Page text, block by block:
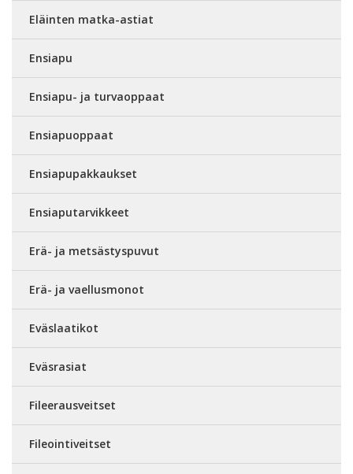
Eläinten matka-astiat
Ensiapu
Ensiapu- ja turvaoppaat
Ensiapuoppaat
Ensiapupakkaukset
Ensiaputarvikkeet
Erä- ja metsästyspuvut
Erä- ja vaellusmonot
Eväslaatikot
Eväsrasiat
Fileerausveitset
Fileointiveitset